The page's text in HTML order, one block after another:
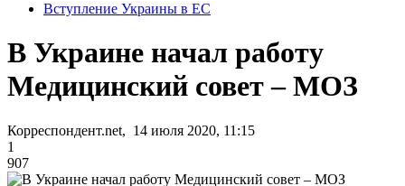
Вступление Украины в ЕС
В Украине начал работу
Медицинский совет – МОЗ
Корреспондент.net, 14 июля 2020, 11:15
1
907